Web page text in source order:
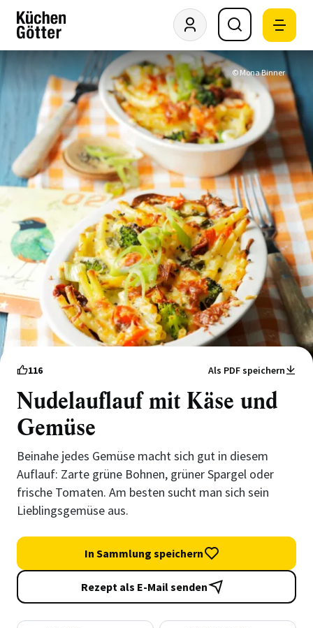
© Mona Binner
116 Als PDF speichern
Nudelauflauf mit Käse und
Gemüse
Beinahe jedes Gemüse macht sich gut in diesem
Auflauf: Zarte grüne Bohnen, grüner Spargel oder
frische Tomaten. Am besten sucht man sich sein
Lieblingsgemüse aus.
In Sammlung speichern
Rezept als E-Mail senden